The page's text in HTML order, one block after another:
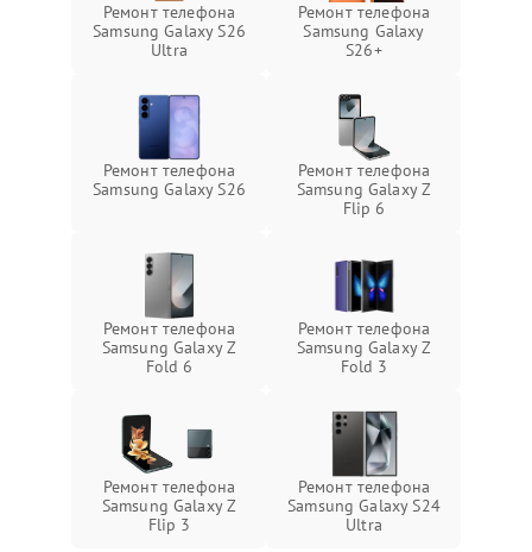
Ремонт телефона
Samsung Galaxy S26
Ultra
Ремонт телефона
Samsung Galaxy
S26+
Ремонт телефона
Samsung Galaxy S26
Ремонт телефона
Samsung Galaxy Z
Flip 6
Ремонт телефона
Samsung Galaxy Z
Fold 6
Ремонт телефона
Samsung Galaxy Z
Fold 3
Ремонт телефона
Samsung Galaxy Z
Flip 3
Ремонт телефона
Samsung Galaxy S24
Ultra